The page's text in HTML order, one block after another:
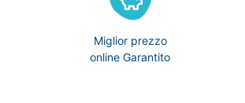
Miglior prezzo
online Garantito